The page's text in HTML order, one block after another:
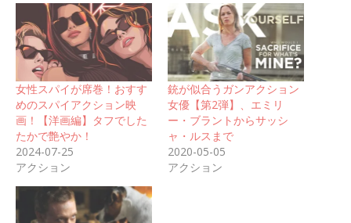
女性スパイが席巻！おすす
めのスパイアクション映
画！【洋画編】タフでした
たかで艶やか！
2024-07-25
アクション
銃が似合うガンアクション
女優【第2弾】、エミリ
ー・ブラントからサッシ
ャ・ルスまで
2020-05-05
アクション